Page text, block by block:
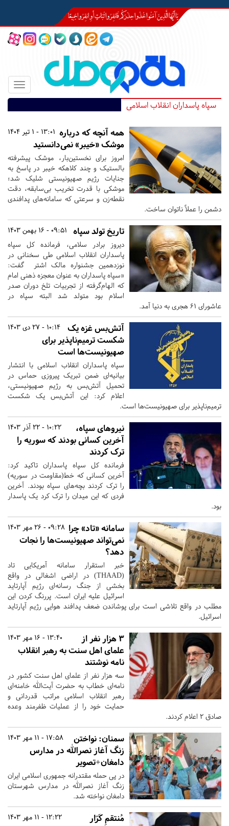
Toggle
سپاه پاسداران انقلاب اسلامی
13:01 - 1 تیر 1404 همه آنچه که درباره
موشک «خیبر» نمی‌دانستید
امروز برای نخستین‌بار، موشک پیشرفته
بالستیک و چند کلاهکه‌ خیبر در پاسخ به
جنایات رژیم صهیونیستی شلیک شد؛
موشکی با قدرت تخریب بی‌سابقه، دقت
نقطه‌زن و سرعتی که سامانه‌های پدافندی
دشمن را عملاً ناتوان ساخت.
09:51 - 16 بهمن 1403 تاریخ تولد سپاه
دیروز برادر سلامی، فرمانده کل سپاه
پاسداران انقلاب اسلامی طی سخنانی در
نوزدهمین جشنواره مالک اشتر گفت:
«‌سپاه پاسداران به عنوان معجزه ذهنی امام
که الهام‌گرفته از تجربیات تلخ دوران صدر
اسلام بود متولد شد البته سپاه در
عاشورای ۶۱ هجری به دنیا آمد.
10:14 - 27 دی 1403
آتش‌بس غزه یک
شکست ترمیم‌ناپذیر برای
صهیونیست‌ها است
سپاه پاسداران انقلاب اسلامی با انتشار
بیانیه‌ای ضمن تبریک پیروزی حماس در
تحمیل آتش‌بس به رژیم صهیونیستی،
اعلام کرد: این آتش‌بس یک شکست
ترمیم‌ناپذیر برای صهیونیست‌ها است.
10:22 - 22 آذر 1403
نیروهای سپاه،
آخرین کسانی بودند که سوریه را
ترک کردند
فرمانده کل سپاه پاسداران تاکید کرد:
آخرین کسانی که خط(مقاومت در سوریه)
را ترک کردند بچه‌های سپاه بودند. آخرین
فردی که این میدان را ترک کرد یک پاسدار
بود.
09:28 - 26 مهر 1403 سامانه «تاد» چرا
نمی‌تواند صهیونیست‌ها را نجات
دهد؟
خبر استقرار سامانه آمریکایی تاد
(‏THAAD‏) در اراضی اشغالی در واقع
بخشی از جنگ رسانه‌ای رژیم آپارتاید
اسرائیل علیه ایران است. پررنگ کردن این
مطلب در واقع تلاشی است برای پوشاندن ضعف پدافند هوایی رژیم آپارتاید
اسرائیل.
13:40 - 16 مهر 1403
۳ هزار نفر از
علمای اهل سنت به رهبر انقلاب
نامه نوشتند
سه هزار نفر از علمای اهل سنت کشور در
نامه‌ای خطاب به حضرت آیت‌الله خامنه‌ای
رهبر انقلاب اسلامی مراتب قدردانی و
حمایت خود را از عملیات ظفرمند وعده
صادق ۲ اعلام کردند.
17:58 - 11 مهر 1403 سمنان: نواختن
زنگ آغاز نصرالله در مدارس
دامغان+تصویر
در پی حمله مقتدرانه جمهوری اسلامی ایران
زنگ آغاز نصرالله در مدارس شهرستان
دامغان نواخته شد.
12:22 - 11 مهر 1403 مُنتقمِ کَرّار